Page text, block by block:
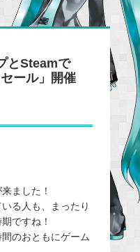
とSteamで
ール」開催
ました！
る人も、まったり
ですね！
のおともにゲーム